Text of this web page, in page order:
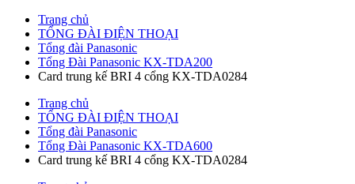
Trang chủ
TỔNG ĐÀI ĐIỆN THOẠI
Tổng đài Panasonic
Tổng Đài Panasonic KX-TDA200
Card trung kế BRI 4 cổng KX-TDA0284
Trang chủ
TỔNG ĐÀI ĐIỆN THOẠI
Tổng đài Panasonic
Tổng Đài Panasonic KX-TDA600
Card trung kế BRI 4 cổng KX-TDA0284